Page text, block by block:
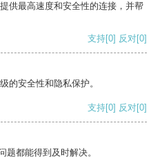
供最高速度和安全性的连接，并帮
支持[0] 反对[0]
的安全性和隐私保护。
支持[0] 反对[0]
题都能得到及时解决。